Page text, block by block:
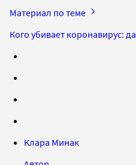
Материал по теме
Кого убивает коронавирус:
Клара Минак